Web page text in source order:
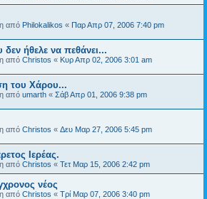
από Philokalikos « Παρ Απρ 07, 2006 7:40 pm
ήθελε να πεθάνει...
από Christos « Κυρ Απρ 02, 2006 3:01 am
του Χάρου...
από umarth « Σάβ Απρ 01, 2006 9:38 pm
από Christos « Δευ Μαρ 27, 2006 5:45 pm
Ιερέας.
από Christos « Τετ Μαρ 15, 2006 2:42 pm
νέος
από Christos « Τρί Μαρ 07, 2006 3:40 pm